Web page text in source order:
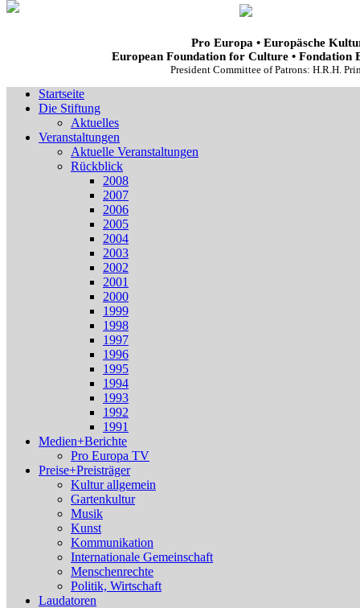
Pro Europa • Europäsche
European Foundation for Culture • Fondation
President Committee of Patrons: H.R.H.
Startseite
Die Stiftung
Aktuelles
Veranstaltungen
Aktuelle Veranstaltungen
Rückblick
2008
2007
2006
2005
2004
2003
2002
2001
2000
1999
1998
1997
1996
1995
1994
1993
1992
1991
Medien+Berichte
Pro Europa TV
Preise+Preisträger
Kultur allgemein
Gartenkultur
Musik
Kunst
Kommunikation
Internationale Gemeinschaft
Menschenrechte
Politik, Wirtschaft
Laudatoren